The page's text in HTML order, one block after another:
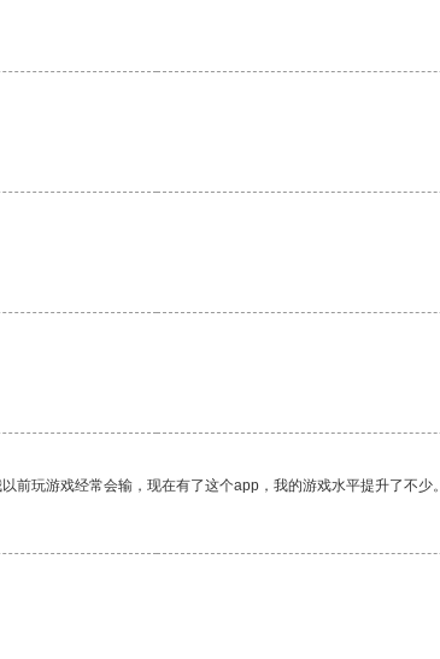
玩游戏经常会输，现在有了这个app，我的游戏水平提升了不少。